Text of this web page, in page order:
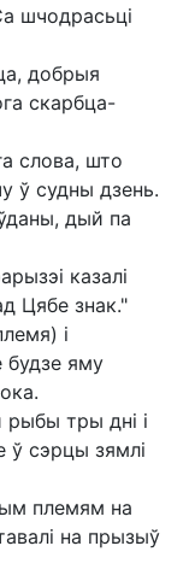
шчодрасьці
добрыя
скарбца-
слова, што
ў судны дзень.
дый па
казалі
Цябе знак."
і
будзе яму
тры дні і
сэрцы зямлі
племям на
на прызыў